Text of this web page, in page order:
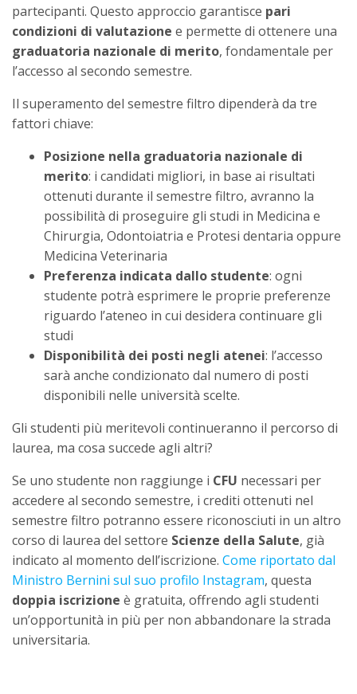
partecipanti. Questo approccio garantisce pari
condizioni di valutazione e permette di ottenere una
graduatoria nazionale di merito, fondamentale per
l’accesso al secondo semestre.
Il superamento del semestre filtro dipenderà da tre
fattori chiave:
Posizione nella graduatoria nazionale di
merito: i candidati migliori, in base ai risultati
ottenuti durante il semestre filtro, avranno la
possibilità di proseguire gli studi in Medicina e
Chirurgia, Odontoiatria e Protesi dentaria oppure
Medicina Veterinaria
Preferenza indicata dallo studente: ogni
studente potrà esprimere le proprie preferenze
riguardo l’ateneo in cui desidera continuare gli
studi
Disponibilità dei posti negli atenei: l’accesso
sarà anche condizionato dal numero di posti
disponibili nelle università scelte.
Gli studenti più meritevoli continueranno il percorso di
laurea, ma cosa succede agli altri?
Se uno studente non raggiunge i CFU necessari per
accedere al secondo semestre, i crediti ottenuti nel
semestre filtro potranno essere riconosciuti in un altro
corso di laurea del settore Scienze della Salute, già
indicato al momento dell’iscrizione. Come riportato dal
Ministro Bernini sul suo profilo Instagram, questa
doppia iscrizione è gratuita, offrendo agli studenti
un’opportunità in più per non abbandonare la strada
universitaria.